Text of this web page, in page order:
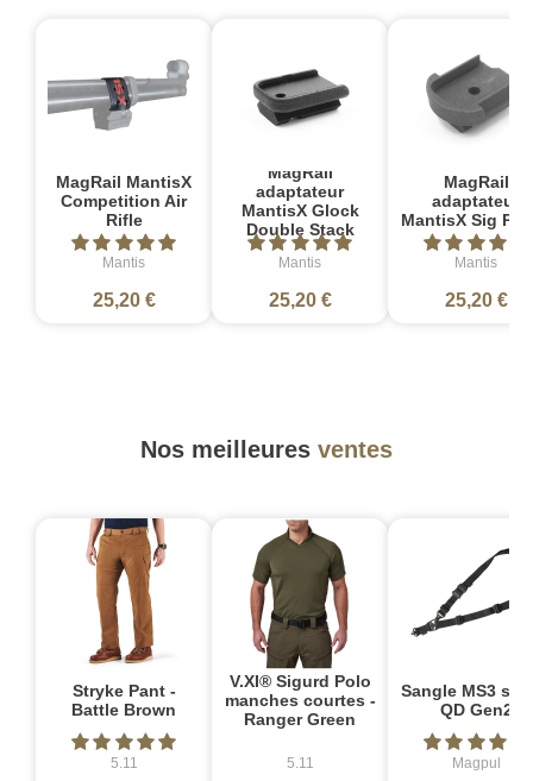
MagRail MantisX
Competition Air
Rifle
Mantis
25,20 €
MagRail
adaptateur
MantisX Glock
Double Stack
Mantis
25,20 €
MagRail
adaptateur
MantisX Sig
Mantis
25,20 €
Nos meilleures ventes
Stryke Pant -
Battle Brown
5.11
V.XI® Sigurd Polo
manches courtes -
Ranger Green
5.11
Sangle MS3
QD Gen2
Magpul